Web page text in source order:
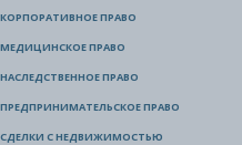
КОРПОРАТИВНОЕ ПРАВО
МЕДИЦИНСКОЕ ПРАВО
НАСЛЕДСТВЕННОЕ ПРАВО
ПРЕДПРИНИМАТЕЛЬСКОЕ ПРАВО
СДЕЛКИ С НЕДВИЖИМОСТЬЮ